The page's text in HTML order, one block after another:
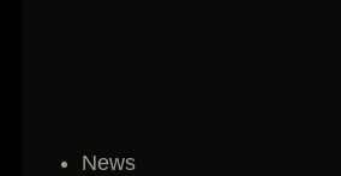
News